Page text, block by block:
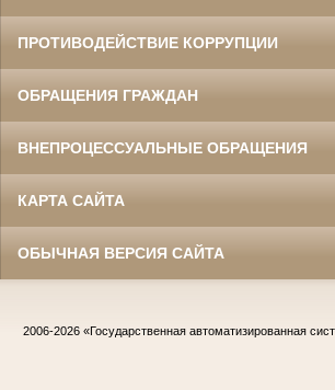
ПРОТИВОДЕЙСТВИЕ КОРРУПЦИИ
ОБРАЩЕНИЯ ГРАЖДАН
ВНЕПРОЦЕССУАЛЬНЫЕ ОБРАЩЕНИЯ
КАРТА САЙТА
ОБЫЧНАЯ ВЕРСИЯ САЙТА
2006-2026 «Государственная автоматизированная